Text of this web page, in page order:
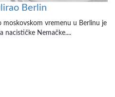
Berlin
vremenu u Berlinu je
nacističke Nemačke....